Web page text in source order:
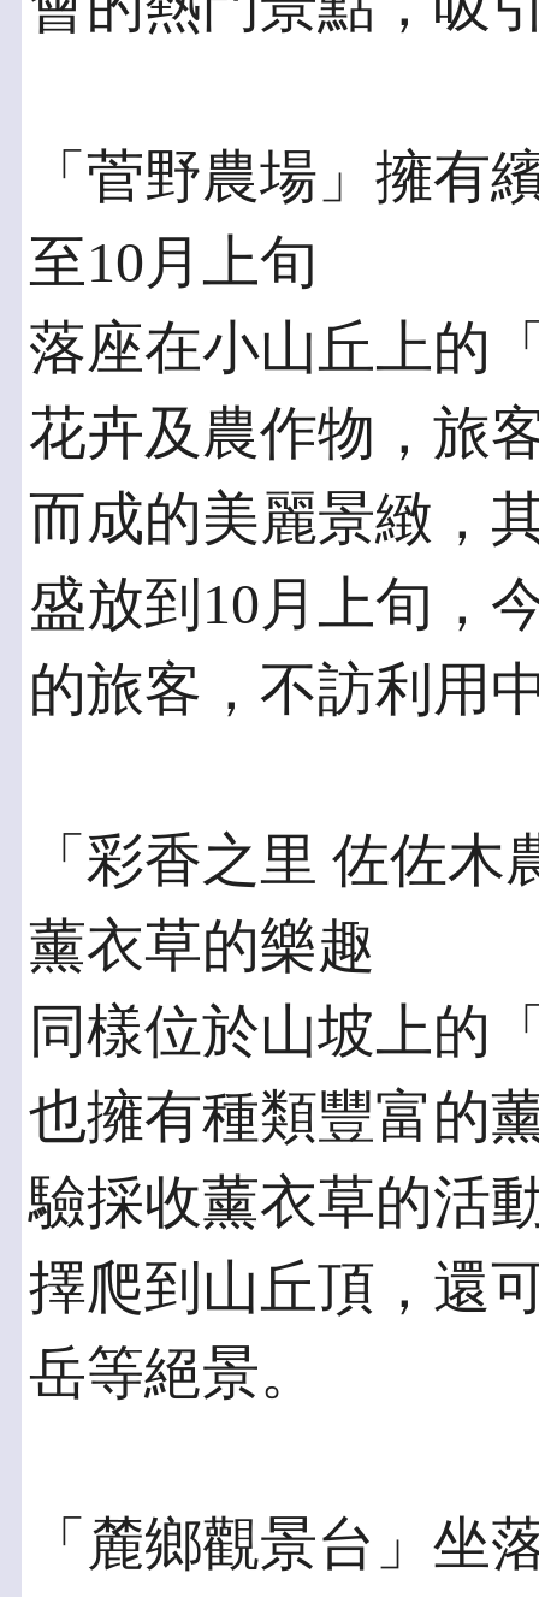
「菅野農場」擁有
至10月上旬
落座在小山丘上的
花卉及農作物，旅
而成的美麗景緻，
盛放到10月上旬，
的旅客，不訪利用
「彩香之里 佐佐
薰衣草的樂趣
同樣位於山坡上的
也擁有種類豐富的
驗採收薰衣草的活
擇爬到山丘頂，還
岳等絕景。
「麓鄉觀景台」坐